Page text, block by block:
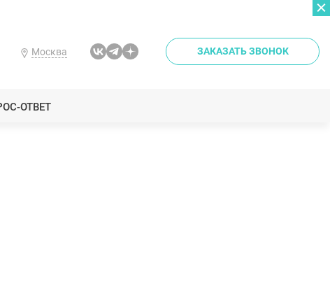
Москва ЗАКАЗАТЬ ЗВОНОК
ОТВЕТ